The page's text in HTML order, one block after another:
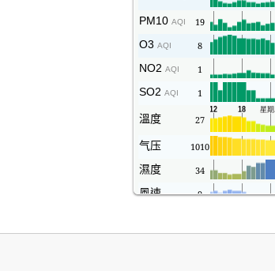
PM10 AQI 19
O3 AQI 8
NO2 AQI 1
SO2 AQI 1
溫度 27
气压 1010
濕度 34
風速 9